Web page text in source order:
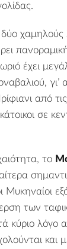
.
χαμηλούς
έχει
γι’
από
σε
το
Μυκηναίοι
των
κύριο λόγο
και